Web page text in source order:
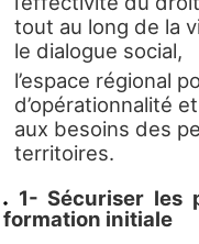
tout au long de la
le dialogue social,
l’espace régional
d’opérationnalité
aux besoins des
territoires.
1- Sécuriser les
formation initiale